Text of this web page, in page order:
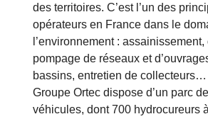
des territoires. C’est l’un des
opérateurs en France dans le
l’environnement : assainissement,
pompage de réseaux et
bassins, entretien de collecteurs…
Groupe Ortec dispose d’un parc
véhicules, dont 700 hydrocureurs